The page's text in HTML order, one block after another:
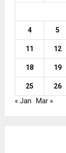
4 5
11 12
18 19
25 26
« Jan
Mar »